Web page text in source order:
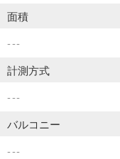
面積
---
計測方式
---
バルコニー
---